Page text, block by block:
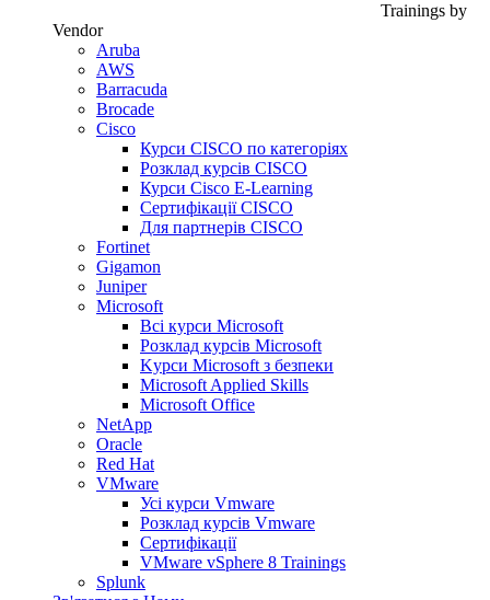
Trainings by
Vendor
Aruba
AWS
Barracuda
Brocade
Cisco
Курси CISCO по категоріях
Розклад курсів CISCO
Курси Cisco E-Learning
Сертифікації CISCO
Для партнерів CISCO
Fortinet
Gigamon
Juniper
Microsoft
Всі курси Microsoft
Розклад курсів Microsoft
Kyрси Microsoft з безпеки
Microsoft Applied Skills
Microsoft Office
NetApp
Oracle
Red Hat
VMware
Усі курси Vmware
Розклад курсів Vmware
Сертифікації
VMware vSphere 8 Trainings
Splunk